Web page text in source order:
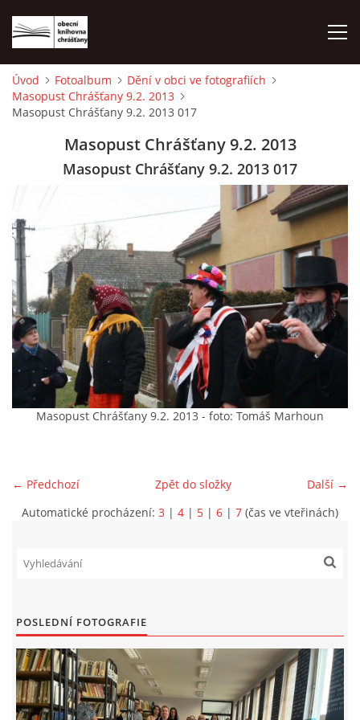
ÚVOD
LETNÍ KINO 2026
KONTAKTY
ON-LINE KATALOG
WEBOVÁ KAMERA
VIDEA Z DRONU
"KNIHOBUDKY"
E-KNIHY DO KAŽDÉ KNIHOVNY
GRANTY A DOTACE
Úvod Fotoalbum
Dění v obci ve fotografiích
Masopust Chrášťany 9.2. 2013
Masopust Chrášťany 9.2. 2013 017
Masopust Chrášťany 9.2. 2013
Masopust Chrášťany 9.2. 2013 017
Masopust Chrášťany 9.2. 2013 - foto: Tomáš Marhoun
← Předchozí Další →
Zpět do složky
Automatické procházení: 3 | 4 | 5 | 6 | 7 (čas ve vteřinách)
POSLEDNÍ FOTOGRAFIE